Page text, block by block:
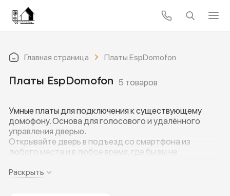
Главная страница Платы EspDomofon
Платы EspDomofon 5 товаров
Умные платы для подключения к существующему
домофону. Основа для голосового и удалённого
управления дверью.
Открывайте дверь в подъезд со смартфона из
любого места и в любое время, где бы вы не
Контроль звука и бесшумный режим
Раскрыть